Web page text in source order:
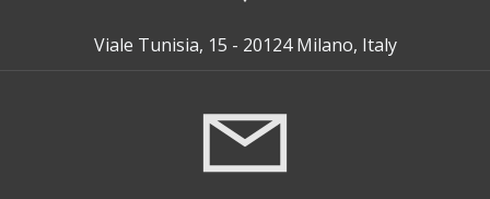
Viale Tunisia, 15 - 20124 Milano, Italy